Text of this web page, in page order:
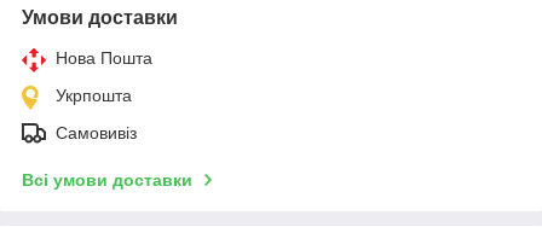
Умови доставки
Нова Пошта
Укрпошта
Самовивіз
Всі умови доставки